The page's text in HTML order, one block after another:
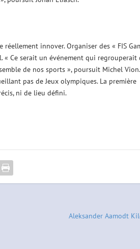
innover. Organiser des « FIS
Ce serait un événement qui regrouperait
de nos sports », poursuit Michel
pas de Jeux olympiques. La première
ni de lieu défini.
Aleksander Aamodt